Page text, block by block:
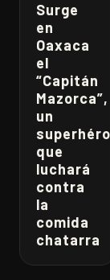
Surge
en
Oaxaca
el
“Capitán
Mazorca”,
un
que
luchará
contra
la
comida
chatarra